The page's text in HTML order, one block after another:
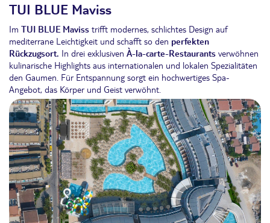
TUI BLUE Maviss
Im TUI BLUE Maviss trifft modernes, schlichtes Design auf
mediterrane Leichtigkeit und schafft so den perfekten
Rückzugsort. In drei exklusiven À-la-carte-Restaurants verwöhnen
kulinarische Highlights aus internationalen und lokalen Spezialitäten
den Gaumen. Für Entspannung sorgt ein hochwertiges Spa-
Angebot, das Körper und Geist verwöhnt.